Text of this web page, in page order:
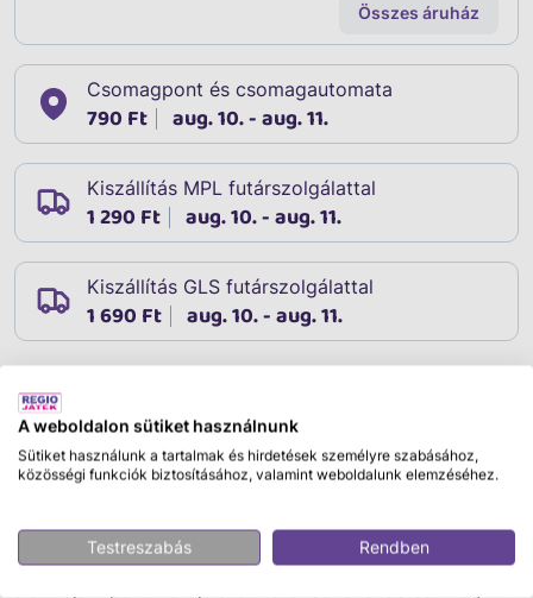
Összes áruház
Csomagpont és csomagautomata
790 Ft aug. 10. - aug. 11.
Kiszállítás MPL futárszolgálattal
1 290 Ft aug. 10. - aug. 11.
Kiszállítás GLS futárszolgálattal
1 690 Ft aug. 10. - aug. 11.
Leírás
Indulhat a szülinapi buli? Ez a 3,6 m hosszú Boldog
születésnapi partinak, legyen szó a család bármely
tagjáról. Ez a dekoráció feldobja a hangulatot, pár perc
A weboldalon sütiket használnunk
Sütiket használunk a tartalmak és hirdetések személyre szabásához,
közösségi funkciók biztosításához, valamint weboldalunk elemzéséhez.
Testreszabás Rendben